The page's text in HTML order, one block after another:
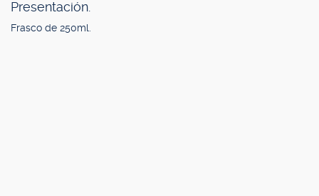
Presentación.
Frasco de 250ml.